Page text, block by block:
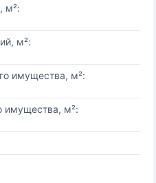
м²:
м²:
имущества, м²:
имущества, м²: